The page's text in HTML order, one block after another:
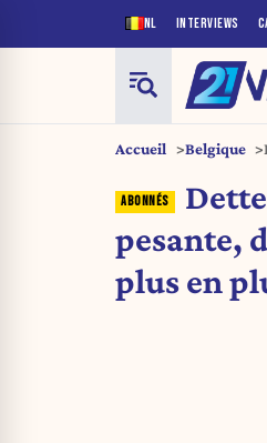
NL INTERVIEWS
Accueil Belgique
pesante,
plus en